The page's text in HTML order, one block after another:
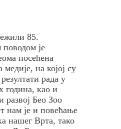
к
о
н
с
т
р
у
и
с
85.
је
посећена
медије, на којој су
рада у
година, као и
развој Бео Зоо
нам је и повећање
нашег Врта, тако